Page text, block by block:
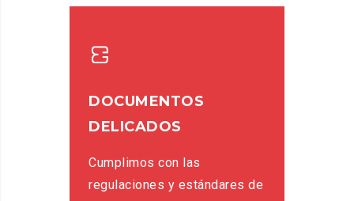
DOCUMENTOS
DELICADOS
Cumplimos con las
regulaciones y estándares de